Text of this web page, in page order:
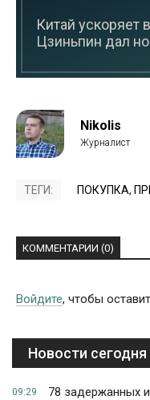
Китай
Цзиньпин дал
Nikolis
ТЕГИ: ПОКУПКА,
КОММЕНТАРИИ (0)
Войдите, чтобы
Новости сегодня
09:29
78 задержанных